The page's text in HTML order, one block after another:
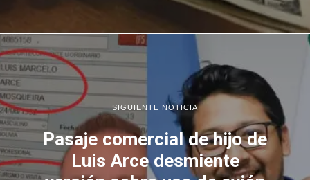
SIGUIENTE NOTICIA
Pasaje comercial de hijo de
Luis Arce desmiente